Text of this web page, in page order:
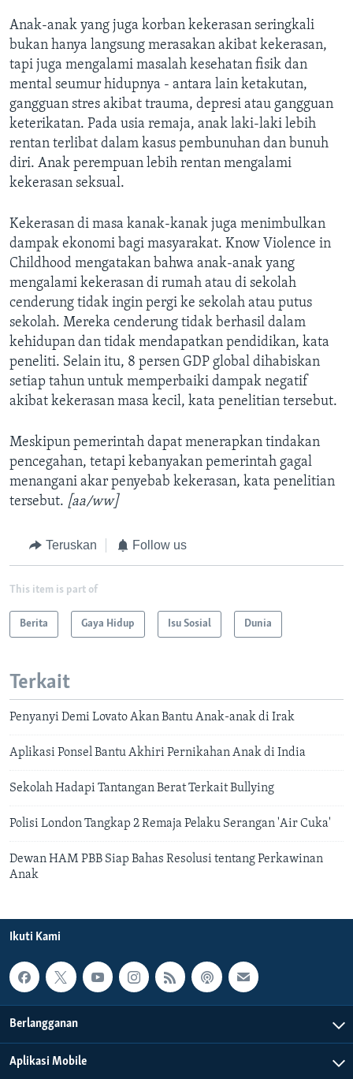
Anak-anak yang juga korban kekerasan seringkali
bukan hanya langsung merasakan akibat kekerasan,
tapi juga mengalami masalah kesehatan fisik dan
mental seumur hidupnya - antara lain ketakutan,
gangguan stres akibat trauma, depresi atau gangguan
keterikatan. Pada usia remaja, anak laki-laki lebih
rentan terlibat dalam kasus pembunuhan dan bunuh
diri. Anak perempuan lebih rentan mengalami
kekerasan seksual.
Kekerasan di masa kanak-kanak juga menimbulkan
dampak ekonomi bagi masyarakat. Know Violence in
Childhood mengatakan bahwa anak-anak yang
mengalami kekerasan di rumah atau di sekolah
cenderung tidak ingin pergi ke sekolah atau putus
sekolah. Mereka cenderung tidak berhasil dalam
kehidupan dan tidak mendapatkan pendidikan, kata
peneliti. Selain itu, 8 persen GDP global dihabiskan
setiap tahun untuk memperbaiki dampak negatif
akibat kekerasan masa kecil, kata penelitian tersebut.
Meskipun pemerintah dapat menerapkan tindakan
pencegahan, tetapi kebanyakan pemerintah gagal
menangani akar penyebab kekerasan, kata penelitian
tersebut. [aa/ww]
Teruskan Follow us
This item is part of
Berita Gaya Hidup Isu Sosial Dunia
Terkait
Penyanyi Demi Lovato Akan Bantu Anak-anak di Irak
Aplikasi Ponsel Bantu Akhiri Pernikahan Anak di India
Sekolah Hadapi Tantangan Berat Terkait Bullying
Polisi London Tangkap 2 Remaja Pelaku Serangan 'Air Cuka'
Dewan HAM PBB Siap Bahas Resolusi tentang Perkawinan
Anak
Ikuti Kami
Berlangganan
Aplikasi Mobile